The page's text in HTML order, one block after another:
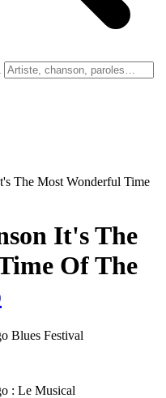
The Most Wonderful Time
It's The
Of The
Blues Festival
: Le Musical